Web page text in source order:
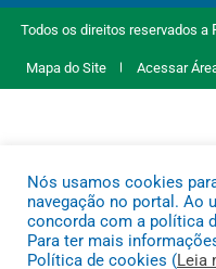
Todos os direitos reservados a
Mapa do Site Acessar
Nós usamos cookies
navegação no portal. Ao
concorda com a política
Para ter mais
Política de cookies (Leia